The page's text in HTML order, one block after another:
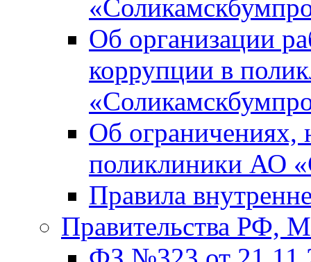
Об организации
коррупции в
Об ограничениях,
поликлиники АО
Правила
Правительства